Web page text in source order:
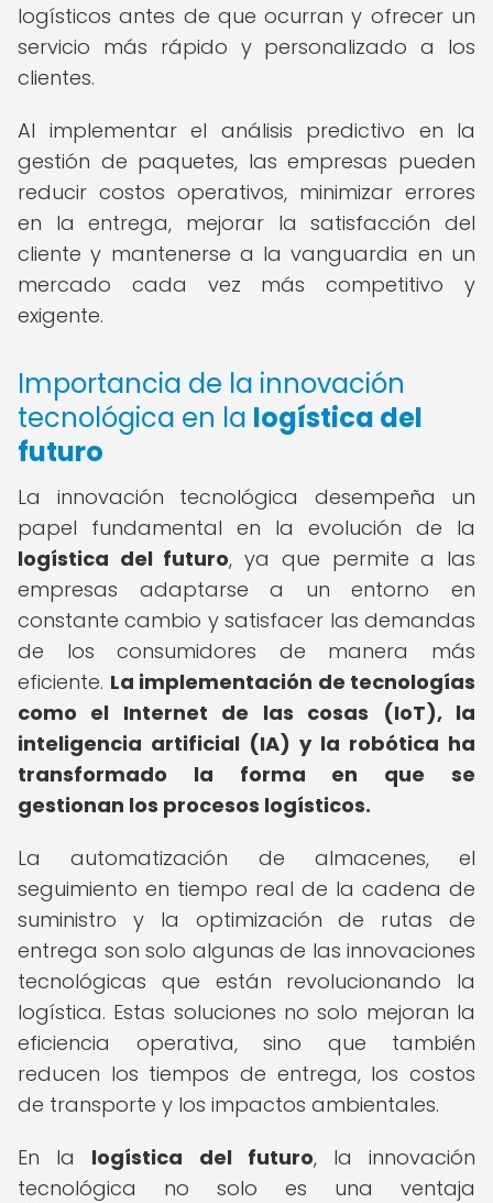
logísticos antes de que ocurran y ofrecer un
servicio más rápido y personalizado a los
clientes.
Al implementar el análisis predictivo en la
gestión de paquetes, las empresas pueden
reducir costos operativos, minimizar errores
en la entrega, mejorar la satisfacción del
cliente y mantenerse a la vanguardia en un
mercado cada vez más competitivo y
exigente.
Importancia de la innovación
tecnológica en la logística del
futuro
La innovación tecnológica desempeña un
papel fundamental en la evolución de la
logística del futuro, ya que permite a las
empresas adaptarse a un entorno en
constante cambio y satisfacer las demandas
de los consumidores de manera más
eficiente. La implementación de tecnologías
como el Internet de las cosas (IoT), la
inteligencia artificial (IA) y la robótica ha
transformado la forma en que se
gestionan los procesos logísticos.
La automatización de almacenes, el
seguimiento en tiempo real de la cadena de
suministro y la optimización de rutas de
entrega son solo algunas de las innovaciones
tecnológicas que están revolucionando la
logística. Estas soluciones no solo mejoran la
eficiencia operativa, sino que también
reducen los tiempos de entrega, los costos
de transporte y los impactos ambientales.
En la logística del futuro, la innovación
tecnológica no solo es una ventaja